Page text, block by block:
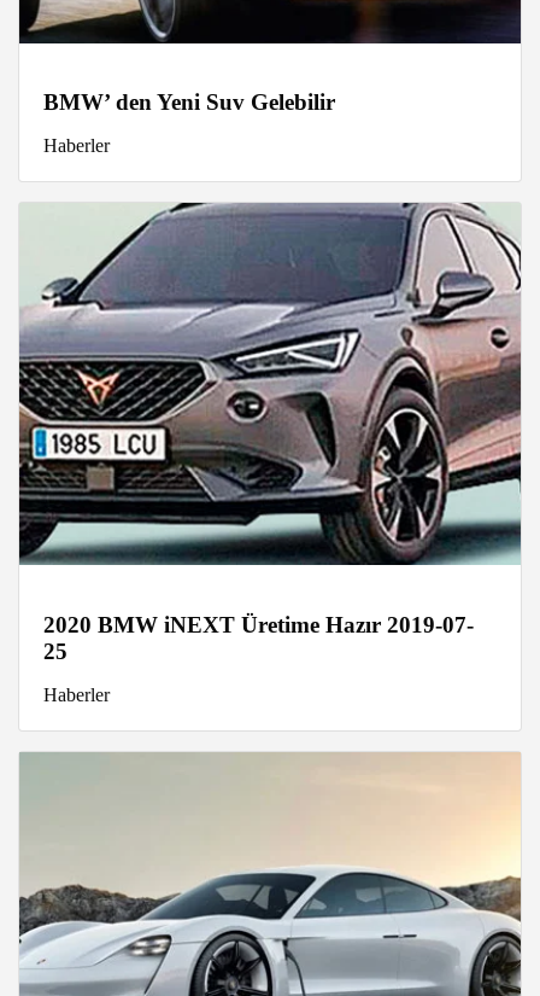
BMW’ den Yeni Suv Gelebilir
Haberler
2020 BMW iNEXT Üretime Hazır 2019-07-
25
Haberler